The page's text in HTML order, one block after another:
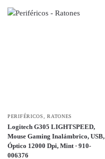
PERIFÉRICOS ,RATONES
Logitech G305 LIGHTSPEED,
Mouse Gaming Inalámbrico, USB,
Óptico 12000 Dpi, Mint · 910-
006376